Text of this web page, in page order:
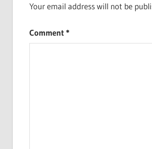
Your email address will not be
Comment*